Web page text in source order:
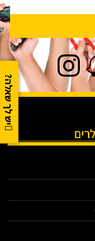
יש לך שאלה?